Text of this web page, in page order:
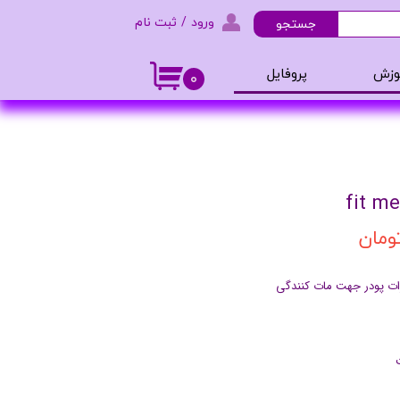
۰
ورود / ثبت نام
تغییر گذر واژه
و ادکلن
پروفایل
جستجو
پودر جهت مات کنندگی